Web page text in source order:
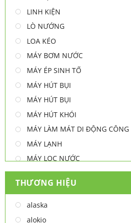
LINH KIỆN
LÒ NƯỚNG
LOA KÉO
MÁY BƠM NƯỚC
MÁY ÉP SINH TỐ
MÁY HÚT BỤI
MÁY HÚT BỤI
MÁY HÚT KHÓI
MÁY LÀM MÁT DI ĐỘNG CÔNG
MÁY LẠNH
MÁY LỌC NƯỚC
MÁY NƯỚC NÓNG
MÁY NƯỚC NÓNG - LẠNH
MÁY SẤY TAY
MÁY XAY ĐA NĂNG
THƯƠNG HIỆU
alaska
alokio